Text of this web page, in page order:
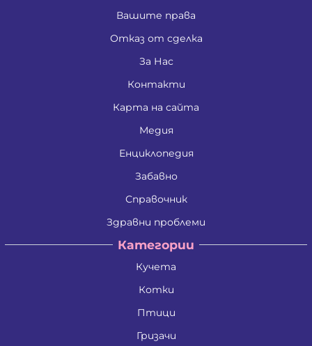
Вашите права
Отказ от сделка
За Нас
Контакти
Карта на сайта
Медия
Енциклопедия
Забавно
Справочник
Здравни проблеми
Категории
Кучета
Котки
Птици
Гризачи